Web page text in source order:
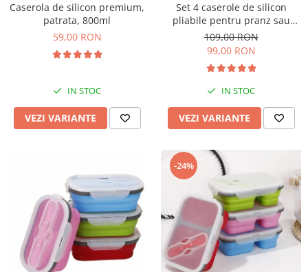
Caserola de silicon premium,
patrata, 800ml
59,00 RON
IN STOC
VEZI VARIANTE
Set 4 caserole de silicon
pliabile pentru pranz sau
merinde
109,00 RON
99,00 RON
IN STOC
VEZI VARIANTE
-24%